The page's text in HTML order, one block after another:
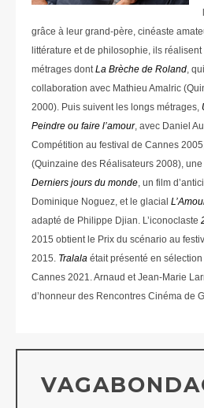
grâce à leur grand-père, cinéaste
littérature et de philosophie, ils
métrages dont La Brèche de Roland ,
collaboration avec Mathieu Amalric
2000). Puis suivent les longs métrages,
Peindre ou faire l’amour, avec Daniel
Compétition au festival de Cannes 2005,
(Quinzaine des Réalisateurs 2008), une
Derniers jours du monde , un film
Dominique Noguez, et le glacial
adapté de Philippe Djian. L’iconoclaste
2015 obtient le Prix du scénario au
2015. Tralala était présenté en
Cannes 2021. Arnaud et Jean-Marie
d’honneur des Rencontres Cinéma de